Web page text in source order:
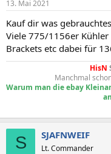
e
:
13. Mai 2021
Kauf dir was
Viele 775/1156er
Brackets etc dabei für
HisN
Manchmal
Warum man die ebay
S SJAFNWEIF
Lt. Commander